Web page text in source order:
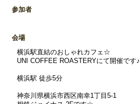
参加者
会場
横浜駅直結のおしゃれカフェ☆
UNI COFFEE ROASTERYにて開催です♪
横浜駅 徒歩5分
神奈川県横浜市西区南幸1丁目5-1